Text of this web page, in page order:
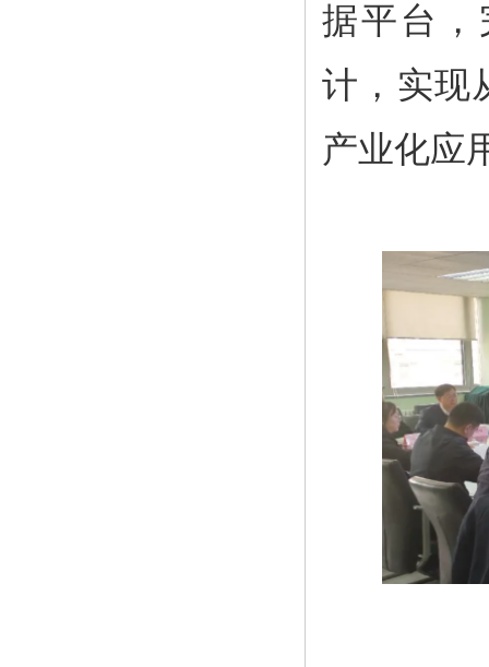
据平台
计，实现
产业化应